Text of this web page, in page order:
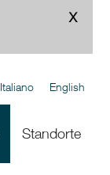
Italiano English
Standorte